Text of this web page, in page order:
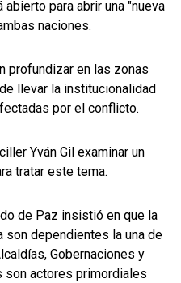
para abrir una "nueva
naciones.
profundizar en las zonas
llevar la institucionalidad
por el conflicto.
Yván Gil examinar un
tratar este tema.
de Paz insistió en que la
son dependientes la una de
Gobernaciones y
son actores primordiales